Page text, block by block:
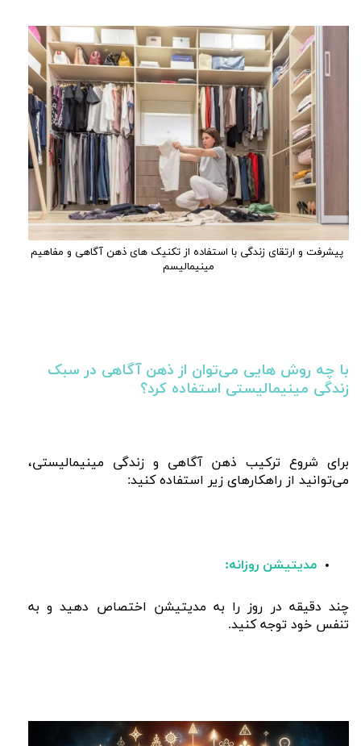
پیشرفت و ارتقای زندگی با استفاده از تکنیک های ذهن آگاهی و مفاهیم
مینیمالیسم
با چه روش هایی می‌توان از ذهن آگاهی در سبک
زندگی مینیمالیستی استفاده کرد؟
برای شروع ترکیب ذهن‌ آگاهی و زندگی مینیمالیستی،
می‌توانید از راهکارهای زیر استفاده کنید:
مدیتیشن روزانه:
چند دقیقه در روز را به مدیتیشن اختصاص دهید و به
تنفس خود توجه کنید.